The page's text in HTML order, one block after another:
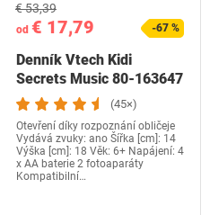
od € 17,79
€ 53,39
-67 %
Denník Vtech Kidi
Secrets Music 80-163647
FR
(45×)
Otevření díky rozpoznání obličeje
Vydává zvuky: ano Šířka [cm]: 14
Výška [cm]: 18 Věk: 6+ Napájení: 4
x AA baterie 2 fotoaparáty
Kompatibilní…